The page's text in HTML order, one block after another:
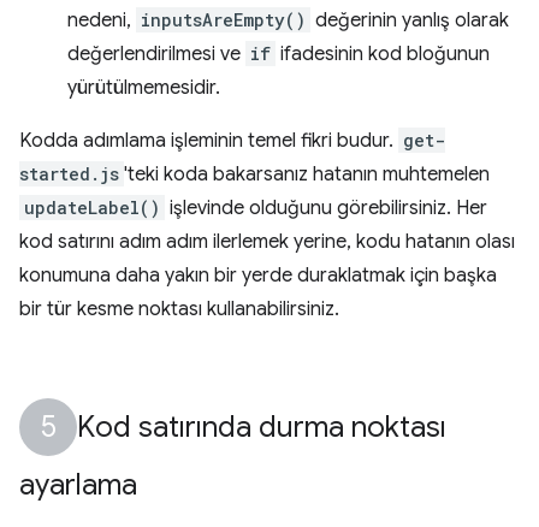
nedeni, inputsAreEmpty() değerinin yanlış olarak
değerlendirilmesi ve if ifadesinin kod bloğunun
yürütülmemesidir.
Kodda adımlama işleminin temel fikri budur. get-
started.js 'teki koda bakarsanız hatanın muhtemelen
updateLabel() işlevinde olduğunu görebilirsiniz. Her
kod satırını adım adım ilerlemek yerine, kodu hatanın olası
konumuna daha yakın bir yerde duraklatmak için başka
bir tür kesme noktası kullanabilirsiniz.
Kod satırında durma noktası
ayarlama